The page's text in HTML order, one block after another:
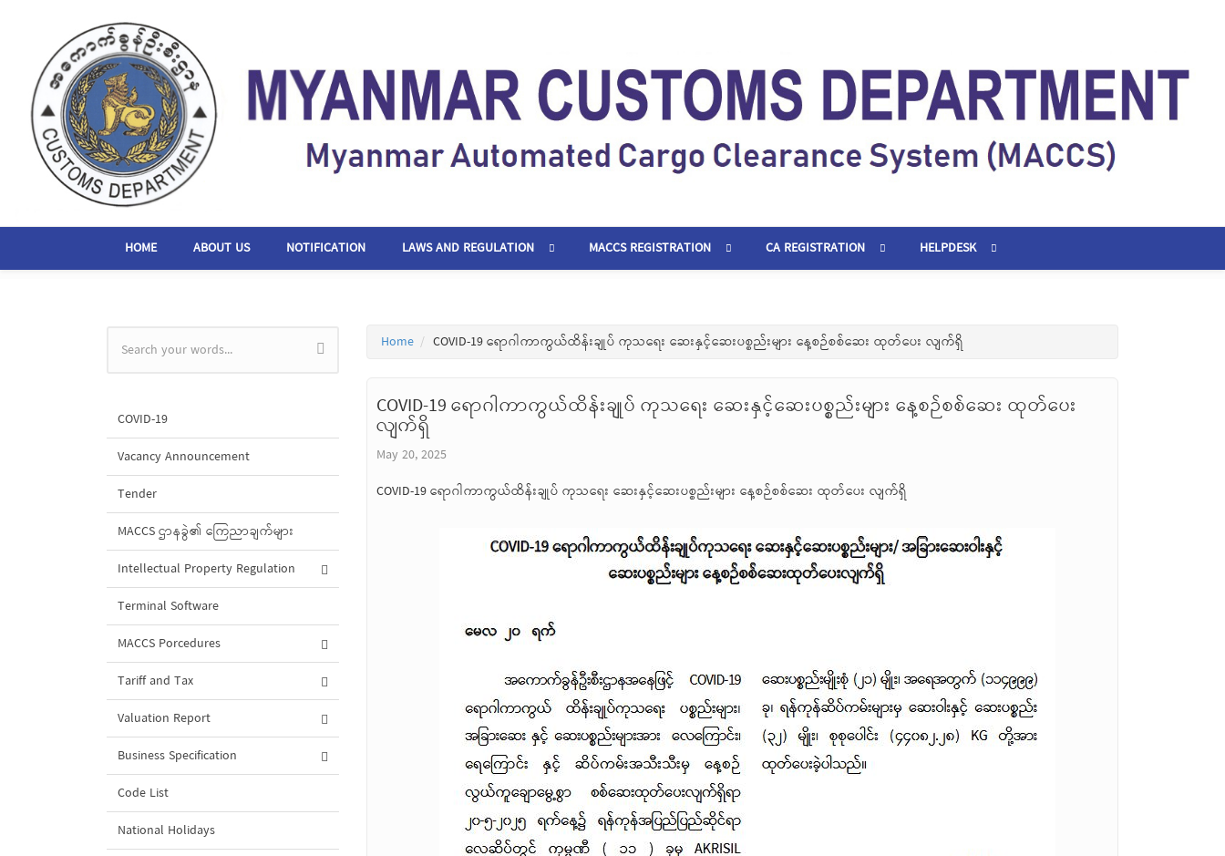
HOME ABOUT US NOTIFICATION LAWS AND REGULATION MACCS REGISTRATION CA REGISTRATION HELPDESK
Search form
COVID-19
Vacancy Announcement
Tender
MACCS ဌာနခွဲ၏ ကြေညာချက်များ
Intellectual Property Regulation
Terminal Software
MACCS Porcedures
Tariff and Tax
Valuation Report
Business Specification
Code List
National Holidays
Home COVID-19 ရောဂါကာကွယ်ထိန်းချုပ် ကုသရေး ဆေးနှင့်ဆေးပစ္စည်းများ နေ့စဉ်စစ်ဆေး ထုတ်ပေး လျက်ရှိ
COVID-19 ရောဂါကာကွယ်ထိန်းချုပ် ကုသရေး ဆေးနှင့်ဆေးပစ္စည်းများ နေ့စဉ်စစ်ဆေး ထုတ်ပေး
လျက်ရှိ
May 20, 2025
COVID-19 ရောဂါကာကွယ်ထိန်းချုပ် ကုသရေး ဆေးနှင့်ဆေးပစ္စည်းများ နေ့စဉ်စစ်ဆေး ထုတ်ပေး လျက်ရှိ